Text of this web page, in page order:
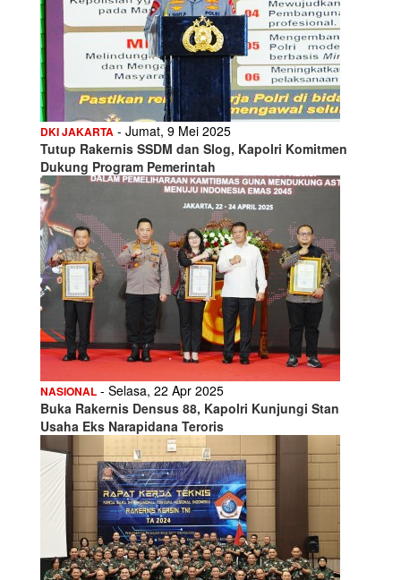
DKI JAKARTA - Jumat, 9 Mei 2025
Tutup Rakernis SSDM dan Slog, Kapolri Komitmen
Dukung Program Pemerintah
NASIONAL - Selasa, 22 Apr 2025
Buka Rakernis Densus 88, Kapolri Kunjungi Stan
Usaha Eks Narapidana Teroris